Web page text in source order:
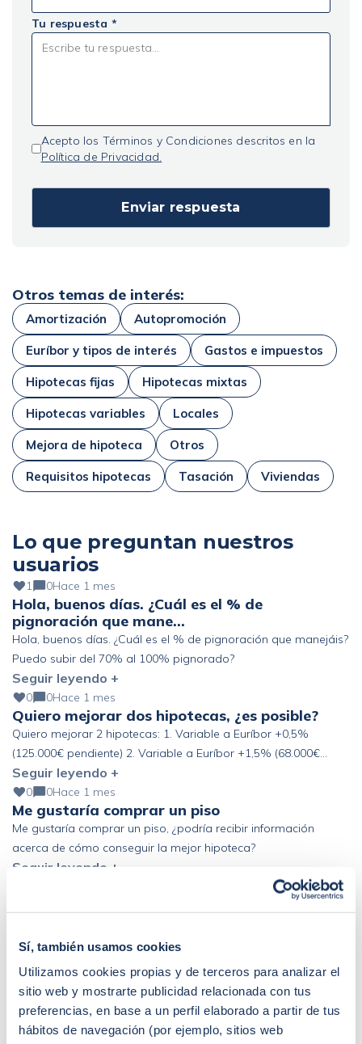
Sí, también usamos cookies
Utilizamos cookies propias y de terceros para analizar el
sitio web y mostrarte publicidad relacionada con tus
preferencias, en base a un perfil elaborado a partir de tus
hábitos de navegación (por ejemplo, sitios web
Tu respuesta *
Acepto los Términos y Condiciones descritos en la
Política de Privacidad.
Otros temas de interés:
Amortización Autopromoción
Euríbor y tipos de interés Gastos e impuestos
Hipotecas fijas Hipotecas mixtas
Hipotecas variables Locales
Mejora de hipoteca Otros
Requisitos hipotecas Tasación Viviendas
Lo que preguntan nuestros
usuarios
1 0Hace 1 mes
Hola, buenos días. ¿Cuál es el % de
pignoración que mane…
Hola, buenos días. ¿Cuál es el % de pignoración que manejáis?
Puedo subir del 70% al 100% pignorado?
Seguir leyendo +
0 0Hace 1 mes
Quiero mejorar dos hipotecas, ¿es posible?
Quiero mejorar 2 hipotecas: 1. Variable a Euríbor +0,5%
(125.000€ pendiente) 2. Variable a Euríbor +1,5% (68.000€
pendiente) Altos ingresos y ahorro, pero fuera de España. ¿Se
podría mejorar?
Seguir leyendo +
0 0Hace 1 mes
Me gustaría comprar un piso
Me gustaría comprar un piso, ¿podría recibir información
acerca de cómo conseguir la mejor hipoteca?
Seguir leyendo +
Buenas! Mi pareja y yo firmamos la compraventa de un piso el
seguro de vida de prima única de 6 años y estamos pensando
en acogernos al derecho de desistimiento antes de los 30 días.
Que represalias podríamos tener en el futuro con […]
Seguir leyendo +